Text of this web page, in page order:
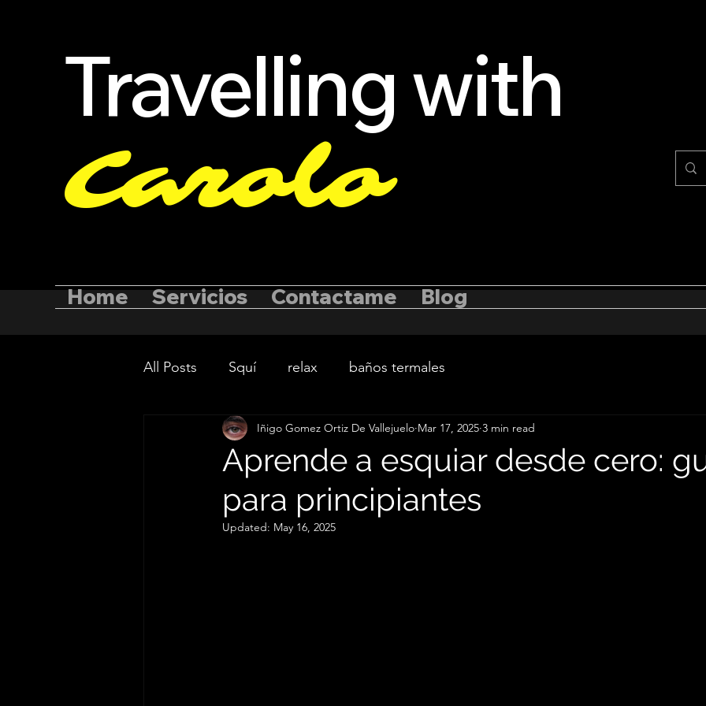
Travelling with
Carolo
Home Servicios Contactame Blog
All Posts Squí relax baños termales
Aprende a esquiar desde cero:
para principiantes
Iñigo Gomez Ortiz De Vallejuelo Mar 17, 2025 3 min read
Updated: May 16, 2025